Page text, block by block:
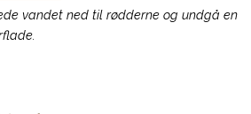
vandet ned til rødderne og undgå en